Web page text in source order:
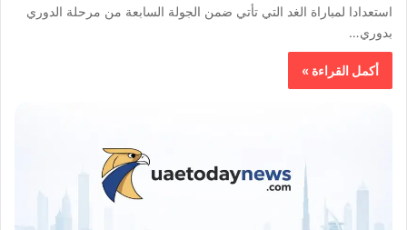
استعدادا لمباراة الغد التي تأتي ضمن الجولة السابعة من مرحلة الدوري
بدوري…
أكمل القراءة »